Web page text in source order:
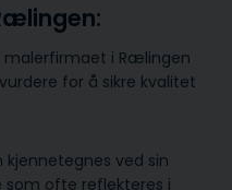
i Rælingen
for å sikre kvalitet
ved sin
som ofte reflekteres i